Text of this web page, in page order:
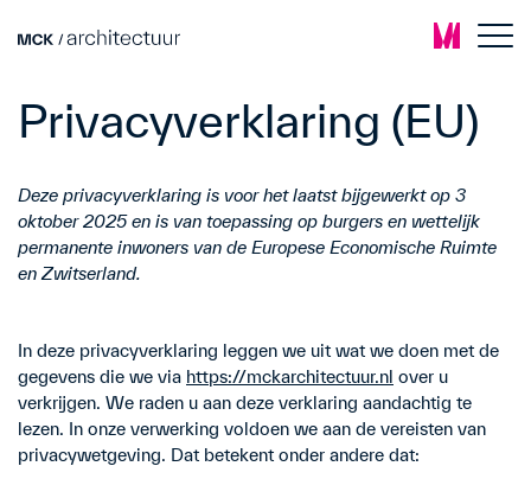
Privacyverklaring (EU)
Deze privacyverklaring is voor het laatst bijgewerkt op 3
oktober 2025 en is van toepassing op burgers en wettelijk
permanente inwoners van de Europese Economische Ruimte
en Zwitserland.
In deze privacyverklaring leggen we uit wat we doen met de
gegevens die we via https://mckarchitectuur.nl over u
verkrijgen. We raden u aan deze verklaring aandachtig te
lezen. In onze verwerking voldoen we aan de vereisten van
privacywetgeving. Dat betekent onder andere dat: